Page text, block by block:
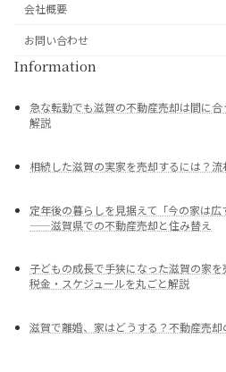
会社概要
お問い合わせ
Information
急な転勤でも滋賀の不動産売却は間に
解説
相続した滋賀の実家を売却するには？
定年後の暮らしを見据えて「今の家は
——滋賀県での不動産売却と住み替え
子どもの成長で手狭になった滋賀の家
税金・スケジュールを丸ごと解説
滋賀で離婚、家はどうする？不動産売